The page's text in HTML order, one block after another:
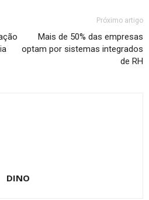
Próximo artigo
Mais de 50% das empresas
optam por sistemas integrados
de RH
DINO